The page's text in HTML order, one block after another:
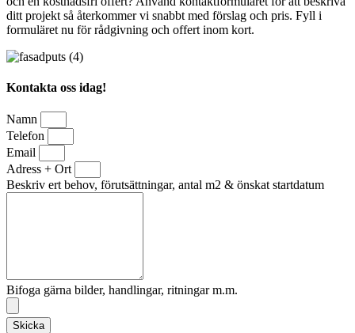
ditt projekt så återkommer vi snabbt med förslag och pris. Fyll i
formuläret nu för rådgivning och offert inom kort.
Kontakta oss idag!
Namn
Telefon
Email
Adress + Ort
Beskriv ert behov, förutsättningar, antal m2 & önskat startdatum
Bifoga gärna bilder, handlingar, ritningar m.m.
Skicka